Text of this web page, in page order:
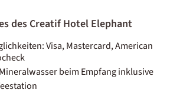
des Creatif Hotel Elephant
Visa, Mastercard, American
beim Empfang inklusive